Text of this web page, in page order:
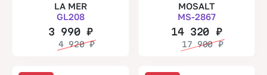
LA MER
GL208
3 990 ₽
4 920₽
MOSALT
MS-2867
14 320 ₽
17 900₽